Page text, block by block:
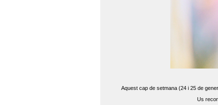
Aquest cap de setmana (24 i 25 de
Us